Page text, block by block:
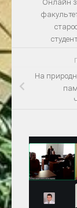
Онлайн
На